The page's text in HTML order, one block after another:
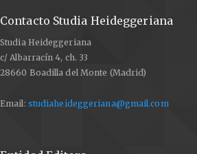
HEIDEGGER, Martin (2006). Sein
Max Niemeyer. 19a ed.
HEIDEGGER, Martin, GA 3. Kant
Klostermann, 1991.
Contacto Studia Heideggeriana
Studia Heideggeriana
c/ Albarracín 4, ch. 33
28660 Boadilla del Monte (Madrid)
Email: studiaheideggeriana@gmail.com